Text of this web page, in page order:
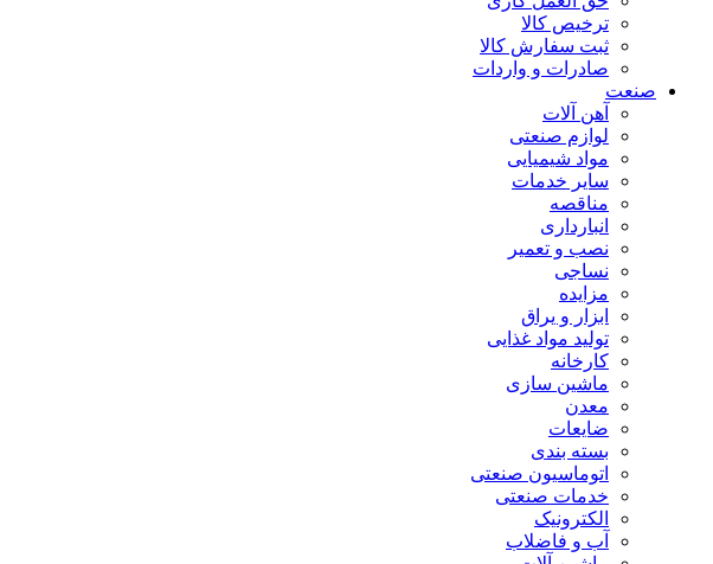
ترخیص کالا
ثبت سفارش کالا
صادرات و واردات
صنعت
آهن آلات
لوازم صنعتی
مواد شیمیایی
سایر خدمات
مناقصه
انبارداری
نصب و تعمیر
نساجی
مزایده
ابزار و یراق
تولید مواد غذایی
کارخانه
ماشین سازی
معدن
ضایعات
بسته بندی
اتوماسیون صنعتی
خدمات صنعتی
الکترونیک
آب و فاضلاب